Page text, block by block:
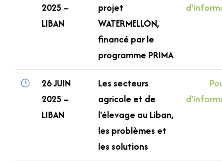
2025 –
LIBAN
projet
WATERMELLON,
financé par le
programme PRIMA
26 JUIN
2025 –
LIBAN
Les secteurs
agricole et de
l'élevage au Liban,
les problèmes et
les solutions